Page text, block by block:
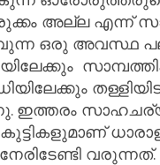
അല്ല എന്ന്
ഒരു അവസ്ഥ
ഇത്തരം
വരുന്നത്.